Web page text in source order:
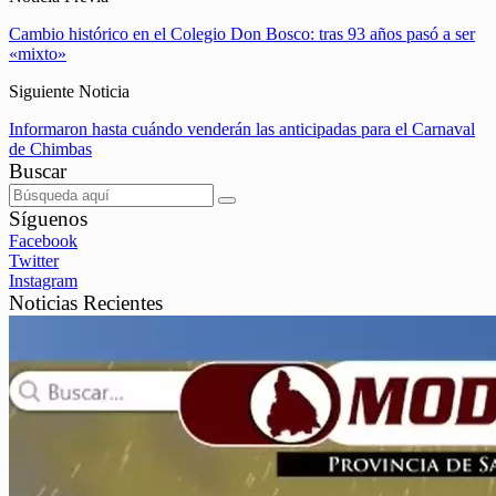
Cambio histórico en el Colegio Don Bosco: tras 93 años pasó a ser
«mixto»
Siguiente Noticia
Informaron hasta cuándo venderán las anticipadas para el Carnaval
de Chimbas
Buscar
Síguenos
Facebook
Twitter
Instagram
Noticias Recientes